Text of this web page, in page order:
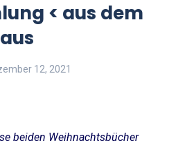
< aus dem
12, 2021
beiden Weihnachtsbücher